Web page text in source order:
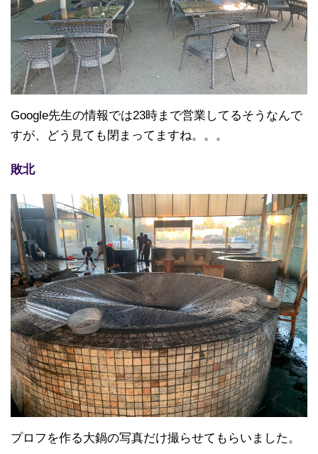
Google先生の情報では23時まで営業してるそうなんで
すが、どう見ても閉まってますね。。。
敗北
プロフを作る大鍋の写真だけ撮らせてもらいました。